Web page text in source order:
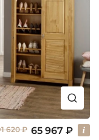
620 ₽ 65 967 ₽